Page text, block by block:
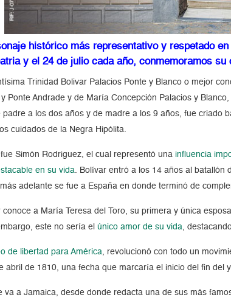
histórico más representativo y respetado
y el 24 de julio cada año, conmemoramos
Trinidad Bolivar Palacios Ponte y Blanco o mejor
Ponte Andrade y de María Concepción Palacios y
a los dos años y de madre a los 9 años, fue
cuidados de la Negra Hipólita.
Simón Rodriguez, el cual representó unainfluencia
en su vida . Bolívar entró a los 14 años al
adelante se fue a España en donde terminó de
conoce a María Teresa del Toro, su primera y única
este no sería elúnico amor de su vida ,
de libertad para América , revolucionó con todo un
abril de 1810, una fecha que marcaría el inicio del fin del
va a Jamaica, desde donde redacta una de sus más